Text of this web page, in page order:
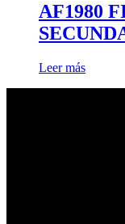
AF1980
Leer más